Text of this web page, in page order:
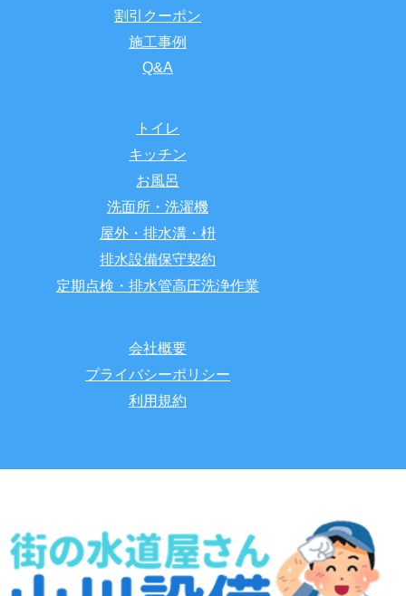
割引クーポン
施工事例
Q&A
トイレ
キッチン
お風呂
洗面所・洗濯機
屋外・排水溝・枡
排水設備保守契約
定期点検・排水管高圧洗浄作業
会社概要
プライバシーポリシー
利用規約